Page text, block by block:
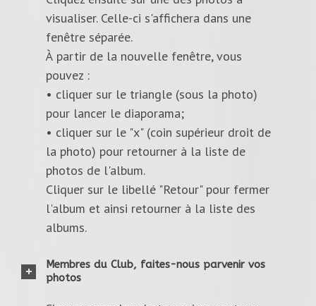
visualiser. Celle-ci s'affichera dans une
fenêtre séparée.
À partir de la nouvelle fenêtre, vous
pouvez :
• cliquer sur le triangle (sous la photo)
pour lancer le diaporama;
• cliquer sur le "x" (coin supérieur droit de
la photo) pour retourner à la liste de
photos de l'album.
Cliquer sur le libellé "Retour" pour fermer
l'album et ainsi retourner à la liste des
albums.
Membres du Club, faites-nous parvenir vos
photos